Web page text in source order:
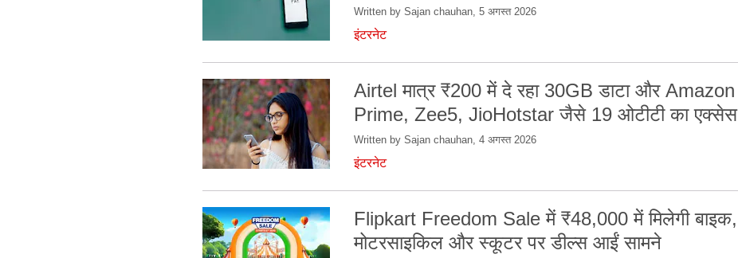
Written by Sajan chauhan, 5 अगस्त 2026
इंटरनेट
Airtel मात्र ₹200 में दे रहा 30GB डाटा और Amazon
Prime, Zee5, JioHotstar जैसे 19 ओटीटी का एक्सेस
Written by Sajan chauhan, 4 अगस्त 2026
इंटरनेट
Flipkart Freedom Sale में ₹48,000 में मिलेगी बाइक,
मोटरसाइकिल और स्कूटर पर डील्स आईं सामने